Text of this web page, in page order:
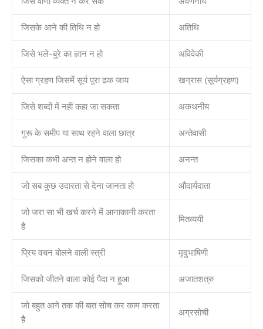
जिसके आने की तिथि न हो अतिथि
जिसे भले-बुरे का ज्ञान न हो अविवेकी
ऐसा ग्रहण जिसमें सूर्य पूरा ढक जाय खग्रास (सूर्यग्रहण)
जिसे शब्दों में नहीं कहा जा सकता अकथनीय
गुरू के समीप या साथ रहने वाला छात्र अन्तेवासी
जिसका कभी अन्त न होने वाला हो अनन्त
जो सब कुछ उदारता से देना जानता हो औदार्यदाता
जो जरा सा भी खर्च करने में आनाकानी करता
है
मितव्ययी
प्रिय वचन बोलने वाली स्त्री मृदुभाषिणी
जिसको जीतने वाला कोई पैदा न हुआ अजातशत्रु
जो बहुत आगे तक की बात सोच कर काम करता
है
अग्रसोची